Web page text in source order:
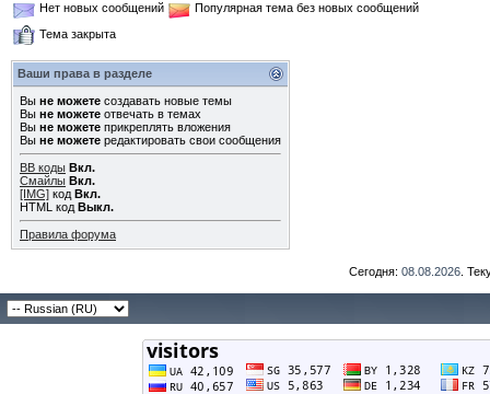
Нет новых сообщений
Популярная тема без новых сообщений
Тема закрыта
Ваши права в разделе
Вы не можете создавать новые темы
Вы не можете отвечать в темах
Вы не можете прикреплять вложения
Вы не можете редактировать свои сообщения
BB коды Вкл.
Смайлы Вкл.
[IMG] код Вкл.
HTML код Выкл.
Правила форума
Сегодня: 08.08.2026 .